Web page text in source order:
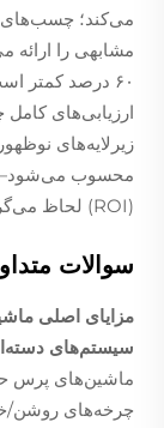
می‌کند؛ چسب‌های
مشابهی را ارائه
۶۰ درصد کمتر
ارزیابی‌های
زیرلایه‌های
محسوب
(ROI) لحاظ می‌گردد.
سوالات
مزایای اصلی
سیستم‌های
ماشین‌های پرس
چرخه‌های روشن/